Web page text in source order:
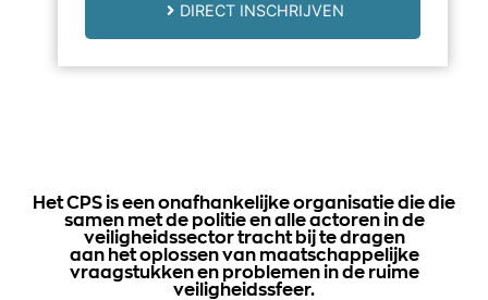
DIRECT INSCHRIJVEN
Het CPS is een onafhankelijke organisatie die die
samen met de politie en alle actoren in de
veiligheidssector tracht bij te dragen
aan het oplossen van maatschappelijke
vraagstukken en problemen in de ruime
veiligheidssfeer.